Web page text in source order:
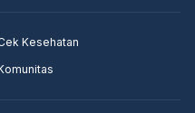
Kesehatan